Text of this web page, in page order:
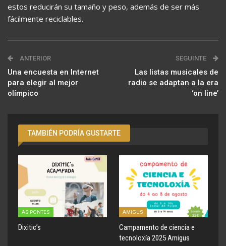
estos reducirán su tamaño y peso, además de ser más
fácilmente reciclables.
ANTERIOR
Una encuesta en Internet
para elegir al mejor
olímpico
SEGUINTE
Las listas musicales de
radio se adaptan a la era
‘on line’
TAMBIÉN PODRÍA GUSTARTE
AS PONTES
Dixitic’s
AMIGUS
Campamento de ciencia e
tecnoloxía 2025 Amigus